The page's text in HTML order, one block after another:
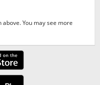
You may see more